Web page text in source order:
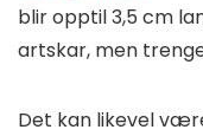
blir opptil 3,5 cm
artskar, men
Det kan likevel